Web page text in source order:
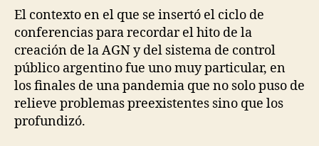
El contexto en el que se insertó el ciclo de
conferencias para recordar el hito de la
creación de la AGN y del sistema de control
público argentino fue uno muy particular, en
los finales de una pandemia que no solo puso de
relieve problemas preexistentes sino que los
profundizó.